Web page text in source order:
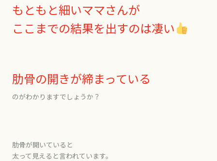
もともと細いママさんが
ここまでの結果を出すのは凄い
肋骨の開きが締まっている
のがわかりますでしょうか？
肋骨が開いていると
太って見えると言われています。